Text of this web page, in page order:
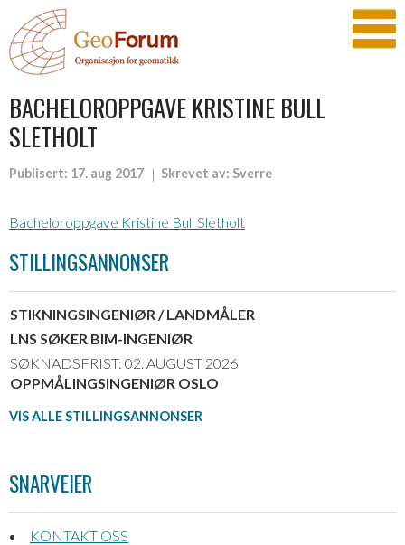
BACHELOROPPGAVE KRISTINE BULL
SLETHOLT
Publisert: 17. aug 2017 Skrevet av: Sverre
Bacheloroppgave Kristine Bull Sletholt
STILLINGSANNONSER
STIKNINGSINGENIØR / LANDMÅLER
LNS SØKER BIM-INGENIØR
SØKNADSFRIST: 02. AUGUST 2026
OPPMÅLINGSINGENIØR OSLO
VIS ALLE STILLINGSANNONSER
SNARVEIER
KONTAKT OSS